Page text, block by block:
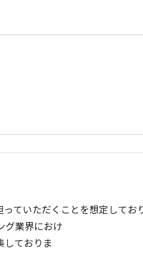
ていただくことを想定しており
グ業界におけ
しておりま